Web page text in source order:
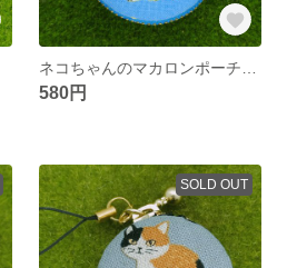
580円
SOLD OUT